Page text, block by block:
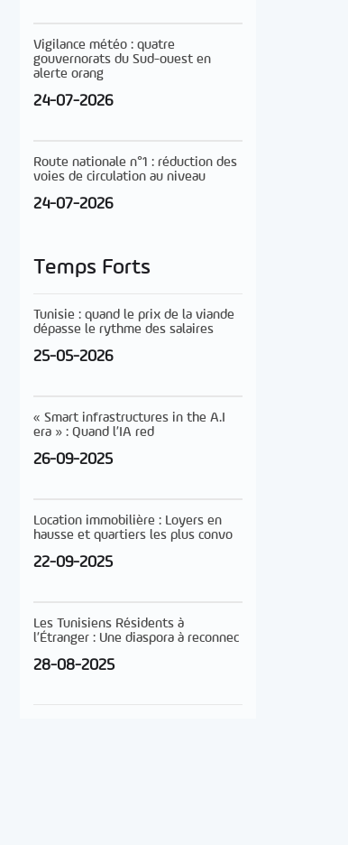
Vigilance météo : quatre
gouvernorats du Sud-ouest en
alerte orang
24-07-2026
Route nationale n°1 : réduction des
voies de circulation au niveau
24-07-2026
Temps Forts
Tunisie : quand le prix de la viande
dépasse le rythme des salaires
25-05-2026
« Smart infrastructures in the A.I
era » : Quand l’IA red
26-09-2025
Location immobilière : Loyers en
hausse et quartiers les plus convo
22-09-2025
Les Tunisiens Résidents à
l’Étranger : Une diaspora à reconnec
28-08-2025